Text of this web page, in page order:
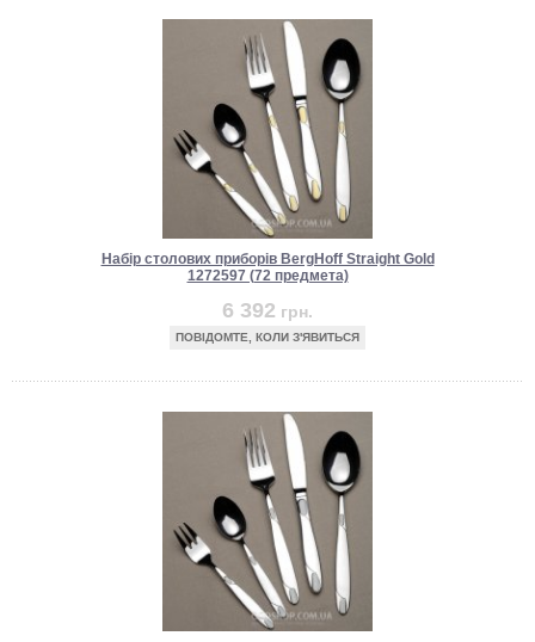
Набір столових приборів BergHoff Straight Gold
1272597 (72 предмета)
6 392 грн.
ПОВІДОМТЕ, КОЛИ З'ЯВИТЬСЯ